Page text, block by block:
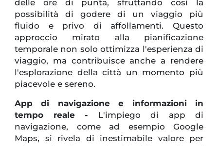
delle ore di punta, sfruttando così la
possibilità di godere di un viaggio più
fluido e privo di affollamenti. Questo
approccio mirato alla pianificazione
temporale non solo ottimizza l'esperienza di
viaggio, ma contribuisce anche a rendere
l'esplorazione della città un momento più
piacevole e sereno.
App di navigazione e informazioni in
tempo reale - L'impiego di app di
navigazione, come ad esempio Google
Maps, si rivela di inestimabile valore per